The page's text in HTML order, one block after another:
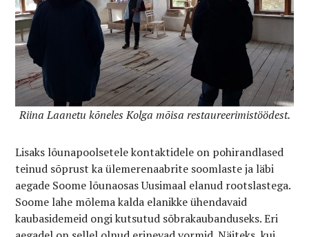
Riina Laanetu kõneles Kolga mõisa restaureerimistöödest.
Lisaks lõunapoolsetele kontaktidele on pohirandlased
teinud sõprust ka ülemerenaabrite soomlaste ja läbi
aegade Soome lõunaosas Uusimaal elanud rootslastega.
Soome lahe mõlema kalda elanikke ühendavaid
kaubasidemeid ongi kutsutud sõbrakaubanduseks. Eri